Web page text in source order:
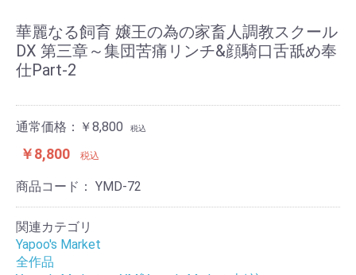
華麗なる飼育 嬢王の為の家畜人調教スクール
DX 第三章～集団苦痛リンチ&顔騎口舌舐め奉
仕Part-2
通常価格：￥8,800 税込
￥8,800 税込
商品コード： YMD-72
関連カテゴリ
Yapoo's Market
全作品